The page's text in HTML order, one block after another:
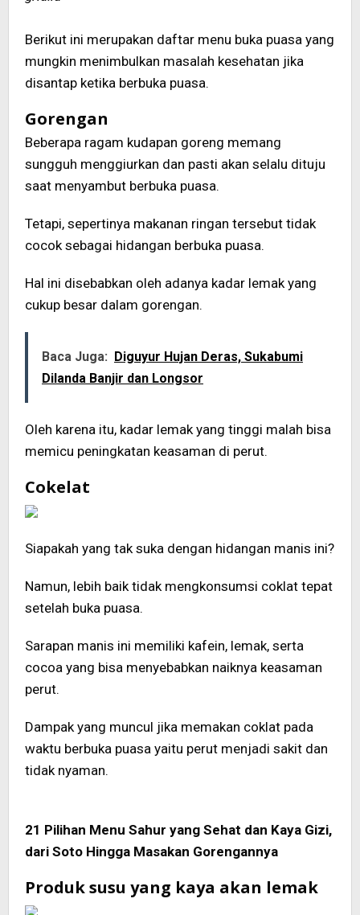
Berikut ini merupakan daftar menu buka puasa yang
mungkin menimbulkan masalah kesehatan jika
disantap ketika berbuka puasa.
Gorengan
Beberapa ragam kudapan goreng memang
sungguh menggiurkan dan pasti akan selalu dituju
saat menyambut berbuka puasa.
Tetapi, sepertinya makanan ringan tersebut tidak
cocok sebagai hidangan berbuka puasa.
Hal ini disebabkan oleh adanya kadar lemak yang
cukup besar dalam gorengan.
Baca Juga: Diguyur Hujan Deras, Sukabumi
Dilanda Banjir dan Longsor
Oleh karena itu, kadar lemak yang tinggi malah bisa
memicu peningkatan keasaman di perut.
Cokelat
Siapakah yang tak suka dengan hidangan manis ini?
Namun, lebih baik tidak mengkonsumsi coklat tepat
setelah buka puasa.
Sarapan manis ini memiliki kafein, lemak, serta
cocoa yang bisa menyebabkan naiknya keasaman
perut.
Dampak yang muncul jika memakan coklat pada
waktu berbuka puasa yaitu perut menjadi sakit dan
tidak nyaman.
21 Pilihan Menu Sahur yang Sehat dan Kaya Gizi,
dari Soto Hingga Masakan Gorengannya
Produk susu yang kaya akan lemak